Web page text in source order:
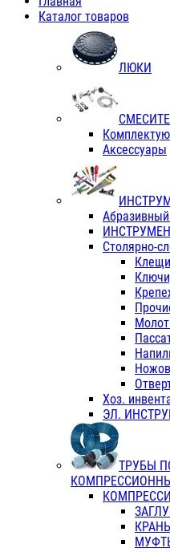
Каталог товаров
ЛЮКИ
Аксессуары
Столярно-
Хоз.
ЭЛ.
ТРУБЫ